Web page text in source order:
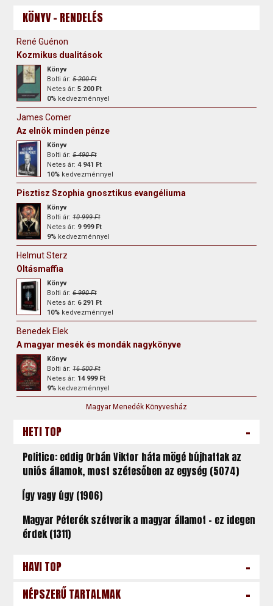
KÖNYV - RENDELÉS
René Guénon
Kozmikus dualitások
Könyv
Bolti ár:5 200 Ft
Netes ár:5 200 Ft
0% kedvezménnyel
James Comer
Az elnök minden pénze
Könyv
Bolti ár:5 490 Ft
Netes ár:4 941 Ft
10% kedvezménnyel
Pisztisz Szophia gnosztikus evangéliuma
Könyv
Bolti ár:10 999 Ft
Netes ár: 9 999 Ft
9% kedvezménnyel
Helmut Sterz
Oltásmaffia
Könyv
Bolti ár:6 990 Ft
Netes ár: 6 291 Ft
10% kedvezménnyel
Benedek Elek
A magyar mesék és mondák nagykönyve
Könyv
Bolti ár:16 500 Ft
Netes ár: 14 999 Ft
9% kedvezménnyel
Magyar Menedék Könyvesház
HETI TOP -
Politico: eddig Orbán Viktor háta mögé bújhattak az
uniós államok, most szétesőben az egység (5074)
Így vagy úgy (1906)
Magyar Péterék szétverik a magyar államot – ez idegen
érdek (1311)
HAVI TOP -
NÉPSZERŰ TARTALMAK -